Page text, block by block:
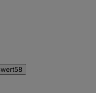
58